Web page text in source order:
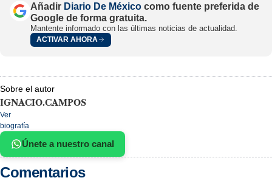
Añadir Diario De México como fuente preferida de
Google de forma gratuita.
Mantente informado con las últimas noticias de actualidad.
ACTIVAR AHORA
Sobre el autor
IGNACIO.CAMPOS
Ver
biografía
Únete a nuestro canal
Comentarios